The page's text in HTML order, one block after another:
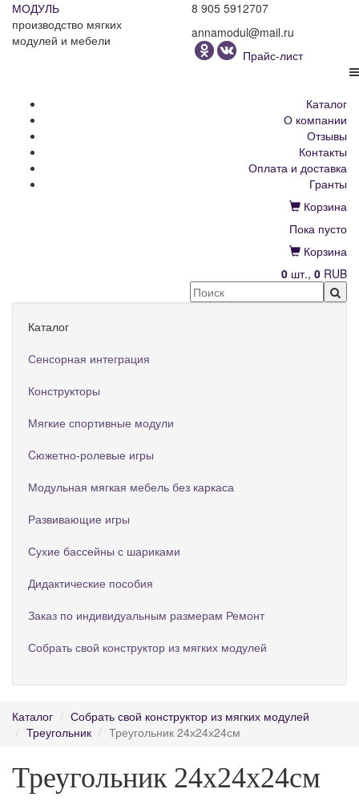
МОДУЛЬ
производство мягких
модулей и мебели
8 905 5912707
annamodul@mail.ru
Прайс-лист
Каталог
О компании
Отзывы
Контакты
Оплата и доставка
Гранты
Корзина
Пока пусто
Корзина
0 шт., 0 RUB
Каталог
Сенсорная интеграция
Конструкторы
Мягкие спортивные модули
Cюжетно-ролевые игры
Модульная мягкая мебель без каркаса
Развивающие игры
Сухие бассейны с шариками
Дидактические пособия
Заказ по индивидуальным размерам Ремонт
Собрать свой конструктор из мягких модулей
Каталог
Собрать свой конструктор из мягких модулей
Треугольник
Треугольник 24х24х24см
Треугольник 24х24х24см